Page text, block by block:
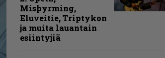
Misþyrming,
Eluveitie, Triptykon
ja muita lauantain
esiintyjiä